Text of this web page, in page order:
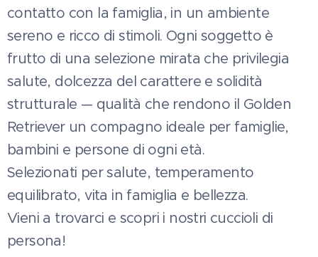
contatto con la famiglia, in un ambiente
sereno e ricco di stimoli. Ogni soggetto è
frutto di una selezione mirata che privilegia
salute, dolcezza del carattere e solidità
strutturale — qualità che rendono il Golden
Retriever un compagno ideale per famiglie,
bambini e persone di ogni età.
Selezionati per salute, temperamento
equilibrato, vita in famiglia e bellezza.
Vieni a trovarci e scopri i nostri cuccioli di
persona!